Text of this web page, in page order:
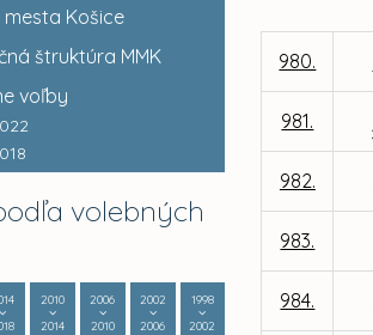
Košice
štruktúra MMK
voľby
volebných
2010
2014
2006
2010
2002
2006
1998
2002
980.
981.
982.
983.
984.